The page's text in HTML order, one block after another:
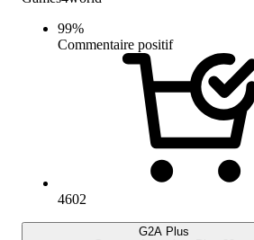
99%
Commentaire positif
4602
G2A Plus